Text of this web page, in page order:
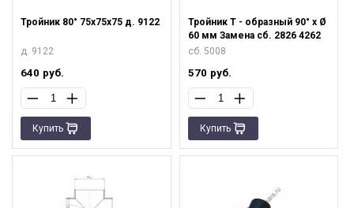
Тройник 80° 75х75х75 д. 9122
д. 9122
640 руб.
Купить
Тройник T - образный 90° х Ø
60 мм Замена сб. 2826 4262
сб. 5008
570 руб.
Купить